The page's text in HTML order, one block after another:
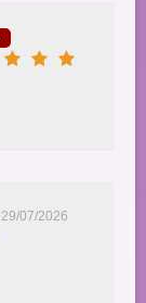
29/07/2026